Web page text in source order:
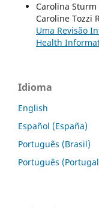
Carolina
Caroline Tozzi
Uma Revisão
Health
Idioma
English
Español (España)
Português (Brasil)
Português